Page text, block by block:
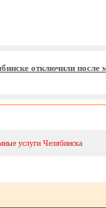
отключили после
услуги Челябинска